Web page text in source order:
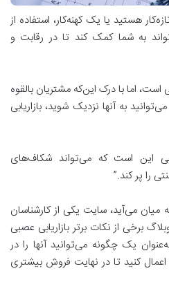
هستید یا یک کهنه‌کار، استفاده از
به شما کمک کند تا در رقابت و
است، اما با درک این‌که مشتریان بالقوه
به آنها نزدیک شوید، بازاریابی
این است که می‌تواند شکاف‌های
را پر کند.”
میان می‌آید، سایت یکی از کارشناسان
برخی از نکات برتر بازاریابی عصبی
یک چگونه می‌توانید آنها را در
کنید تا در نهایت فروش بیشتری